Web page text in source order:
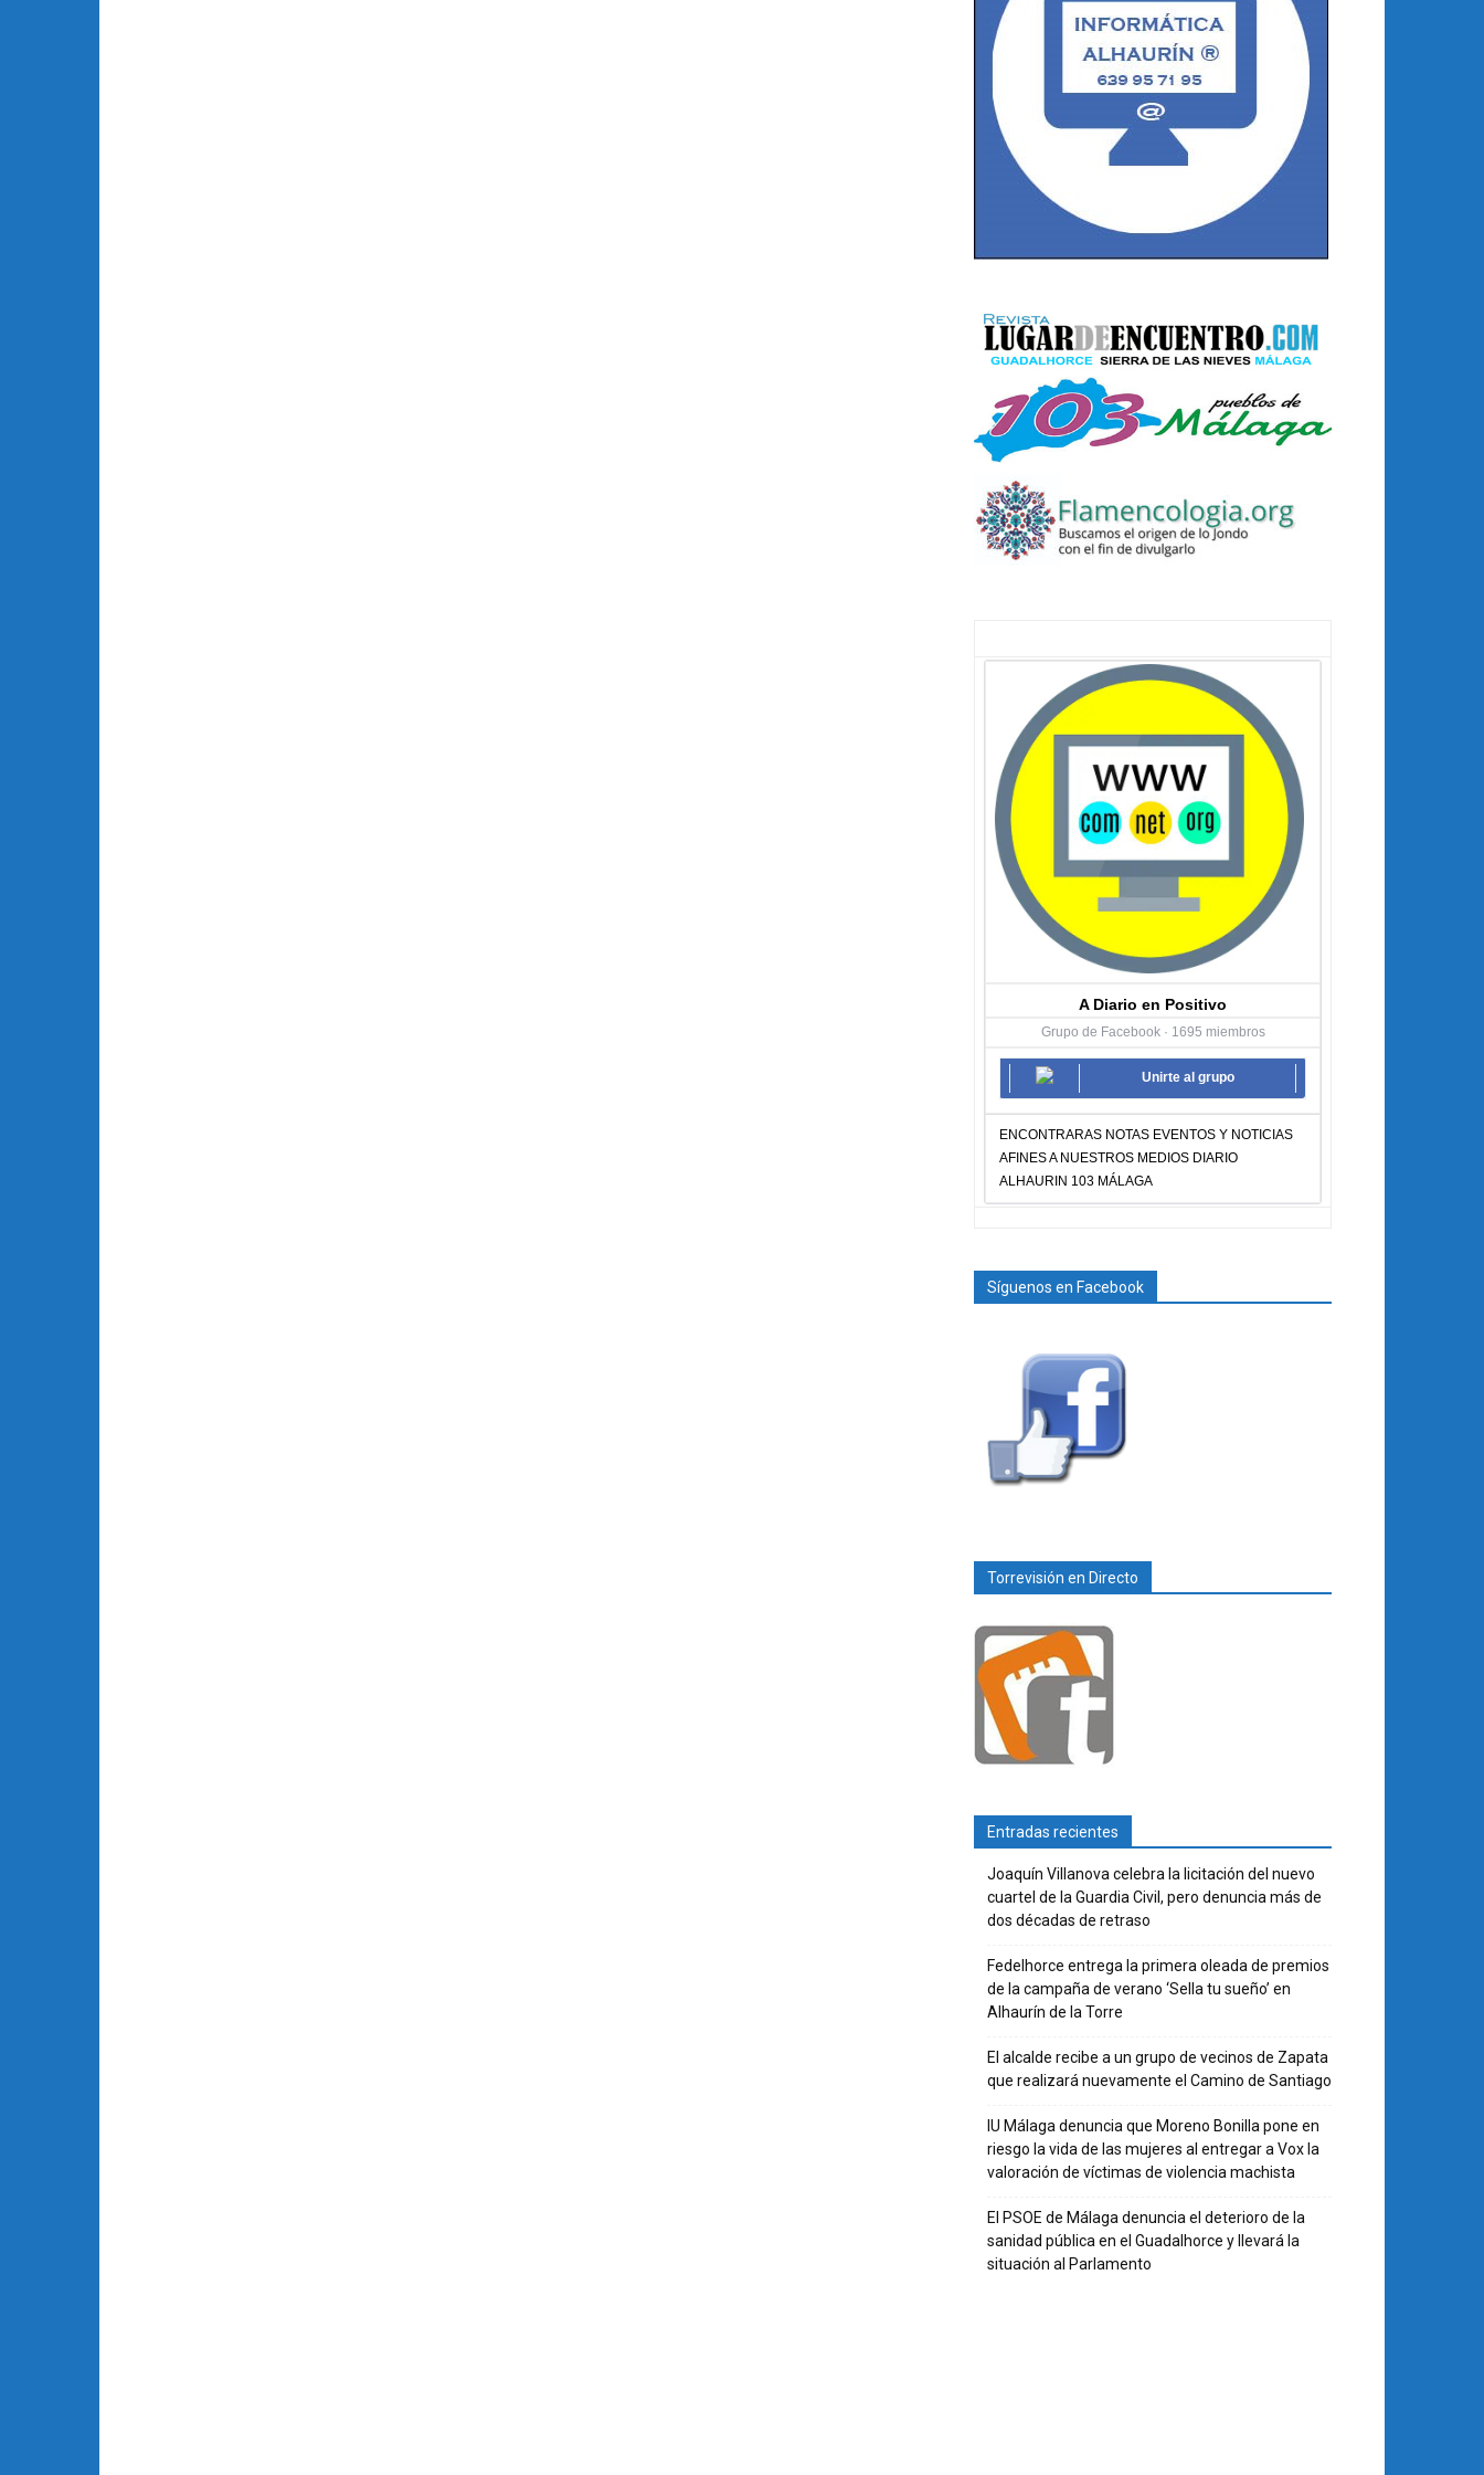
A Diario en Positivo
Grupo de Facebook · 1695 miembros
Unirte al grupo
ENCONTRARAS NOTAS EVENTOS Y NOTICIAS
AFINES A NUESTROS MEDIOS DIARIO
ALHAURIN 103 MÁLAGA
Síguenos en Facebook
Torrevisión en Directo
Entradas recientes
Joaquín Villanova celebra la licitación del nuevo
cuartel de la Guardia Civil, pero denuncia más de
dos décadas de retraso
Fedelhorce entrega la primera oleada de premios
de la campaña de verano ‘Sella tu sueño’ en
Alhaurín de la Torre
El alcalde recibe a un grupo de vecinos de Zapata
que realizará nuevamente el Camino de Santiago
IU Málaga denuncia que Moreno Bonilla pone en
riesgo la vida de las mujeres al entregar a Vox la
valoración de víctimas de violencia machista
El PSOE de Málaga denuncia el deterioro de la
sanidad pública en el Guadalhorce y llevará la
situación al Parlamento